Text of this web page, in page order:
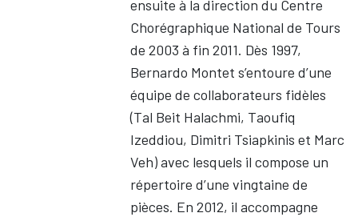
ensuite à la direction du Centre
Chorégraphique National de Tours
de 2003 à fin 2011. Dès 1997,
Bernardo Montet s’entoure d’une
équipe de collaborateurs fidèles
(Tal Beit Halachmi, Taoufiq
Izeddiou, Dimitri Tsiapkinis et Marc
Veh) avec lesquels il compose un
répertoire d’une vingtaine de
pièces. En 2012, il accompagne